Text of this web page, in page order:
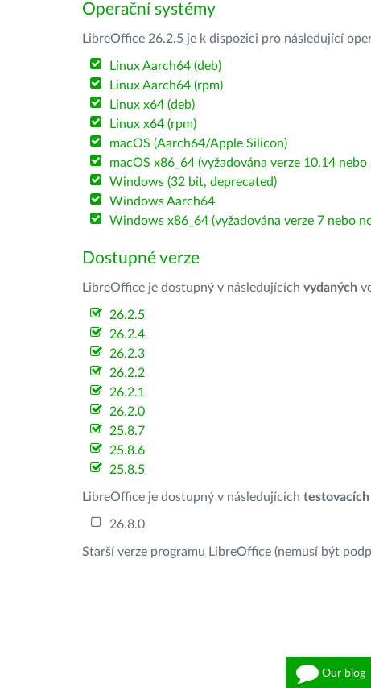
Operační systémy
LibreOffice 26.2.5 je k dispozici pro následující
Linux Aarch64 (deb)
Linux Aarch64 (rpm)
Linux x64 (deb)
Linux x64 (rpm)
macOS (Aarch64/Apple Silicon)
macOS x86_64 (vyžadována verze 10.14 nebo
Windows (32 bit, deprecated)
Windows Aarch64
Windows x86_64 (vyžadována verze 7 nebo
Dostupné verze
LibreOffice je dostupný v následujících vydaných
26.2.5
26.2.4
26.2.3
26.2.2
26.2.1
26.2.0
25.8.7
25.8.6
25.8.5
LibreOffice je dostupný v následujících testovacích
26.8.0
Starší verze programu LibreOffice (nemusí být
Our blog